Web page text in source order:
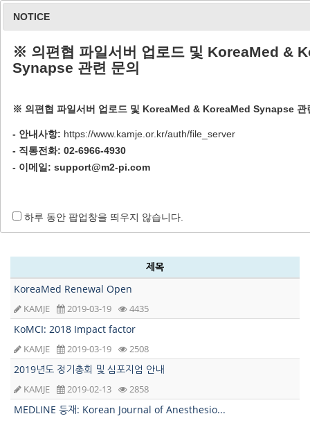
공지사항
제목
KoreaMed Renewal Open
KAMJE 2019-03-19 4435
KoMCI: 2018 Impact factor
KAMJE 2019-03-19 2508
2019년도 정기총회 및 심포지엄 안내
KAMJE 2019-02-13 2858
MEDLINE 등재: Korean Journal of Anesthesio...
NOTICE
※ 의편협 파일서버 업로드 및 KoreaMed &
Synapse 관련 문의
※ 의편협 파일서버 업로드 및 KoreaMed & KoreaMed Synapse 관
- 안내사항: https://www.kamje.or.kr/auth/file_server
- 직통전화: 02-6966-4930
- 이메일: support@m2-pi.com
하루 동안 팝업창을 띄우지 않습니다.